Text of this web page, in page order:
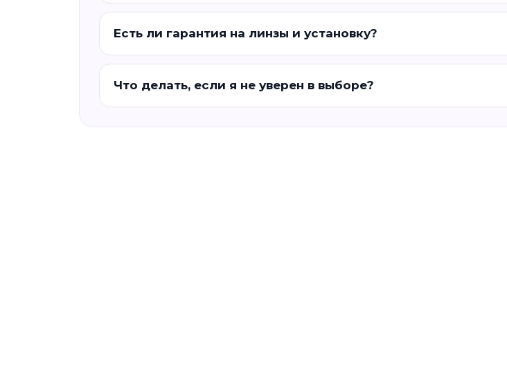
Есть ли гарантия на линзы и установку?
Что делать, если я не уверен в выборе?